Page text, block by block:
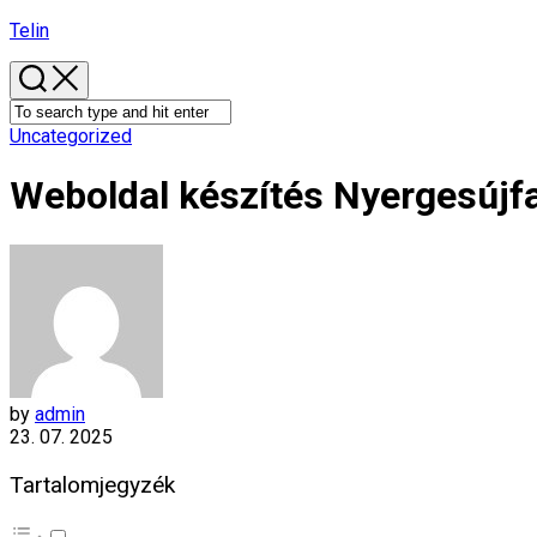
Skip
content
Telin
Uncategorized
Weboldal készítés​
by admin
23. 07. 2025
Tartalomjegyzék